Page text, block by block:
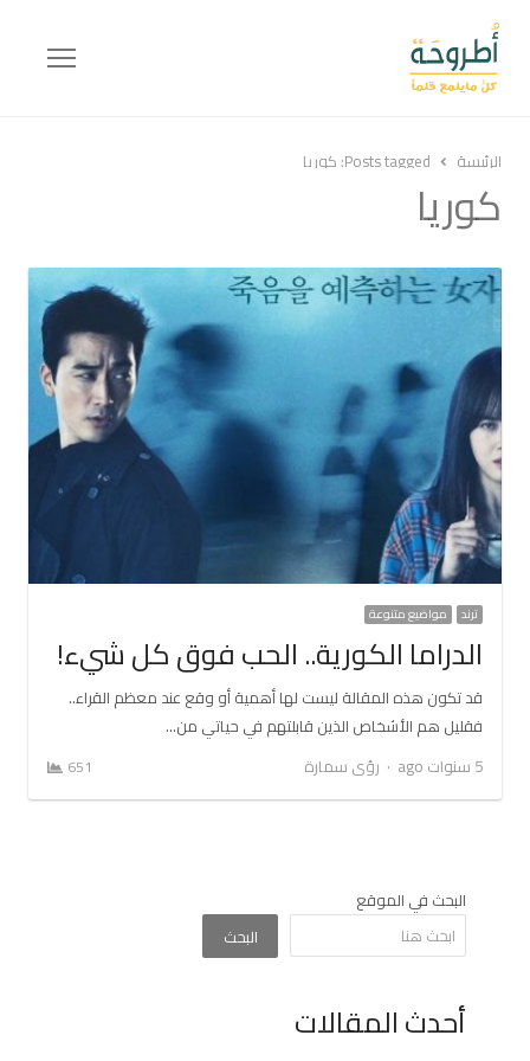
Menu
الرئيسة Posts tagged: كوريا
كوريا
ترند مواضيع متنوعة
الدراما الكورية.. الحب فوق كل شيء!
قد تكون هذه المقالة ليست لها أهمية أو وقع عند معظم القراء..
فقليل هم الأشخاص الذين قابلتهم في حياتي من…
5 سنوات ago
Author
رؤى سمارة 651
البحث في الموقع
البحث
أحدث المقالات